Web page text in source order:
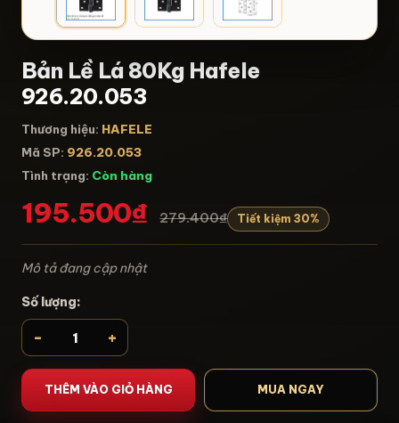
Bản Lề Lá 80Kg Hafele
926.20.053
Thương hiệu: HAFELE
Mã SP: 926.20.053
Tình trạng: Còn hàng
195.500₫ 279.400₫ Tiết kiệm 30%
Mô tả đang cập nhật
Số lượng:
- +
THÊM VÀO GIỎ HÀNG MUA NGAY